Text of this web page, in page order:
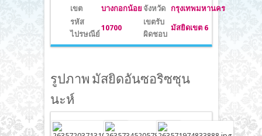
เขต
บางกอกน้อย จังหวัด
กรุงเทพมหานคร
รหัส
ไปรษณีย์
10700
เขตรับ
ผิดชอบ
มัสยิดเขต 6
รูปภาพ มัสยิดอันซอริซซุน
นะห์